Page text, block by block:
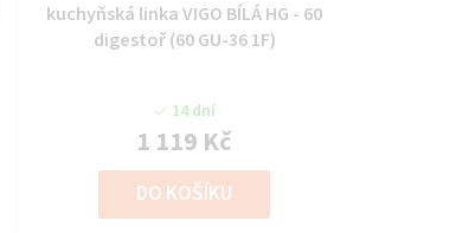
kuchyňská linka VIGO BÍLÁ HG - 60
digestoř (60 GU-36 1F)
14 dní
1 119 Kč
DO KOŠÍKU